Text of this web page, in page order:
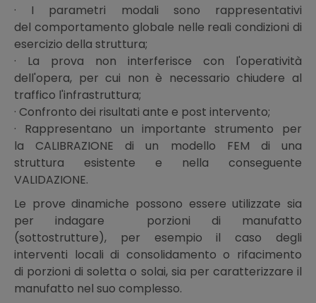
· I parametri modali sono rappresentativi
del comportamento globale nelle reali condizioni di
esercizio della struttura;
· La prova non interferisce con l'operatività
dell'opera, per cui non è necessario chiudere al
traffico l'infrastruttura;
· Confronto dei risultati ante e post intervento;
· Rappresentano un importante strumento per
la CALIBRAZIONE di un modello FEM di una
struttura esistente e nella conseguente
VALIDAZIONE.
Le prove dinamiche possono essere utilizzate sia
per indagare porzioni di manufatto
(sottostrutture), per esempio il caso degli
interventi locali di consolidamento o rifacimento
di porzioni di soletta o solai, sia per caratterizzare il
manufatto nel suo complesso.